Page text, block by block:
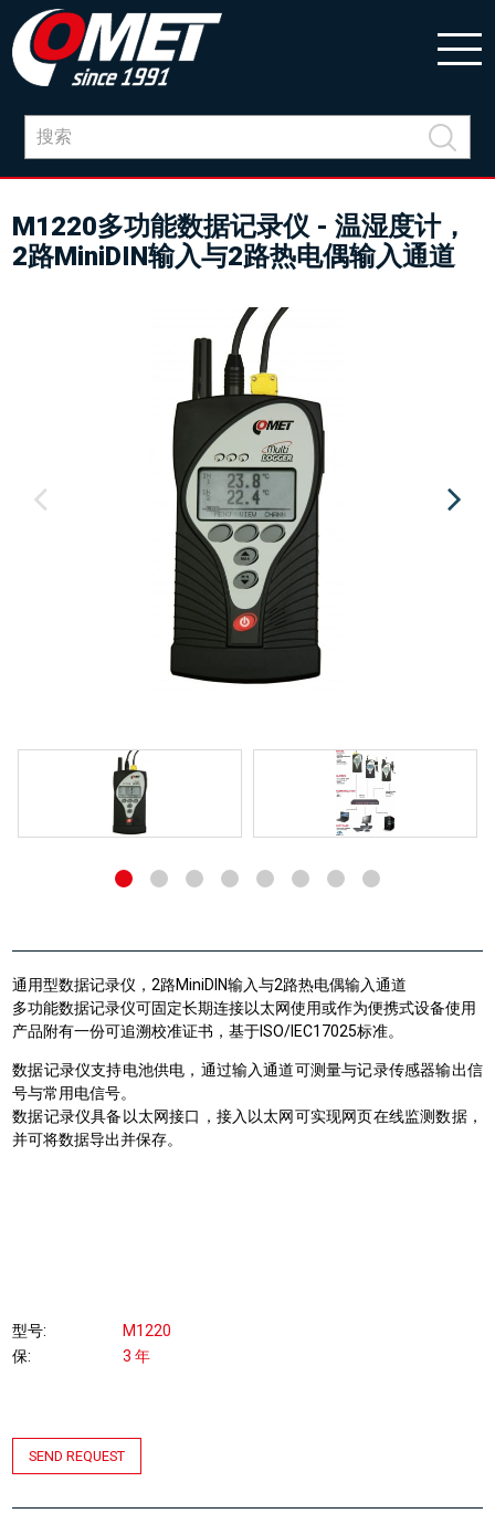
M1220多功能数据记录仪 - 温湿度计，
2路MiniDIN输入与2路热电偶输入通道
通用型数据记录仪，2路MiniDIN输入与2路热电偶输入通道
多功能数据记录仪可固定长期连接以太网使用或作为便携式设备使用
产品附有一份可追溯校准证书，基于ISO/IEC17025标准。
数据记录仪支持电池供电，通过输入通道可测量与记录传感器输出信
号与常用电信号。
数据记录仪具备以太网接口，接入以太网可实现网页在线监测数据，
并可将数据导出并保存。
型号
M1220
保
3 年
SEND REQUEST